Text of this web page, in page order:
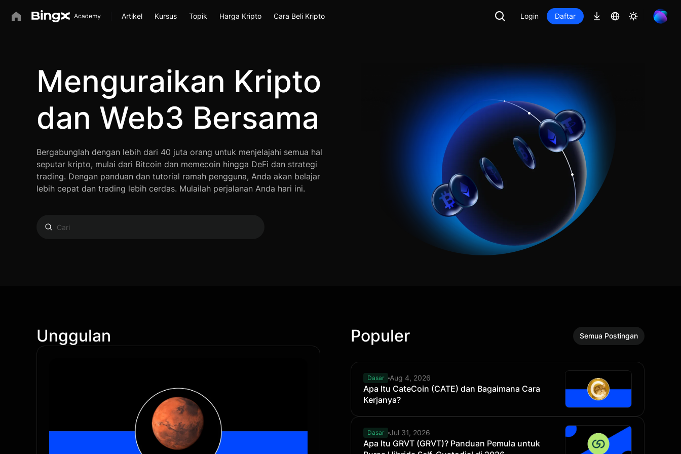
Artikel Kursus Topik Harga Kripto Cara Beli Kripto Login Daftar
Menguraikan Kripto
dan Web3 Bersama
Bergabunglah dengan lebih dari 40 juta orang untuk menjelajahi semua hal
seputar kripto, mulai dari Bitcoin dan memecoin hingga DeFi dan strategi
trading. Dengan panduan dan tutorial ramah pengguna, Anda akan belajar
lebih cepat dan trading lebih cerdas. Mulailah perjalanan Anda hari ini.
Unggulan Populer Semua Postingan
Dasar Aug 4, 2026
Apa Itu CateCoin (CATE) dan Bagaimana Cara
Kerjanya?
Dasar Jul 31, 2026
Apa Itu GRVT (GRVT)? Panduan Pemula untuk